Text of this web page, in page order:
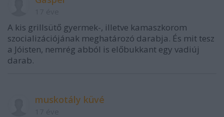
A kis grillsütő gyermek-, illetve kamaszkorom
szocializációjának meghatározó darabja. És mit tesz
a Jóisten, nemrég abból is előbukkant egy vadiúj
darab.
muskotály küvé